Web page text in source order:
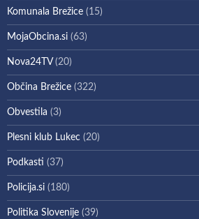
Komunala Brežice (15)
MojaObcina.si (63)
Nova24TV(20)
Občina Brežice (322)
Obvestila (3)
Plesni klub Lukec (20)
Podkasti (37)
Policija.si (180)
Politika Slovenije (39)